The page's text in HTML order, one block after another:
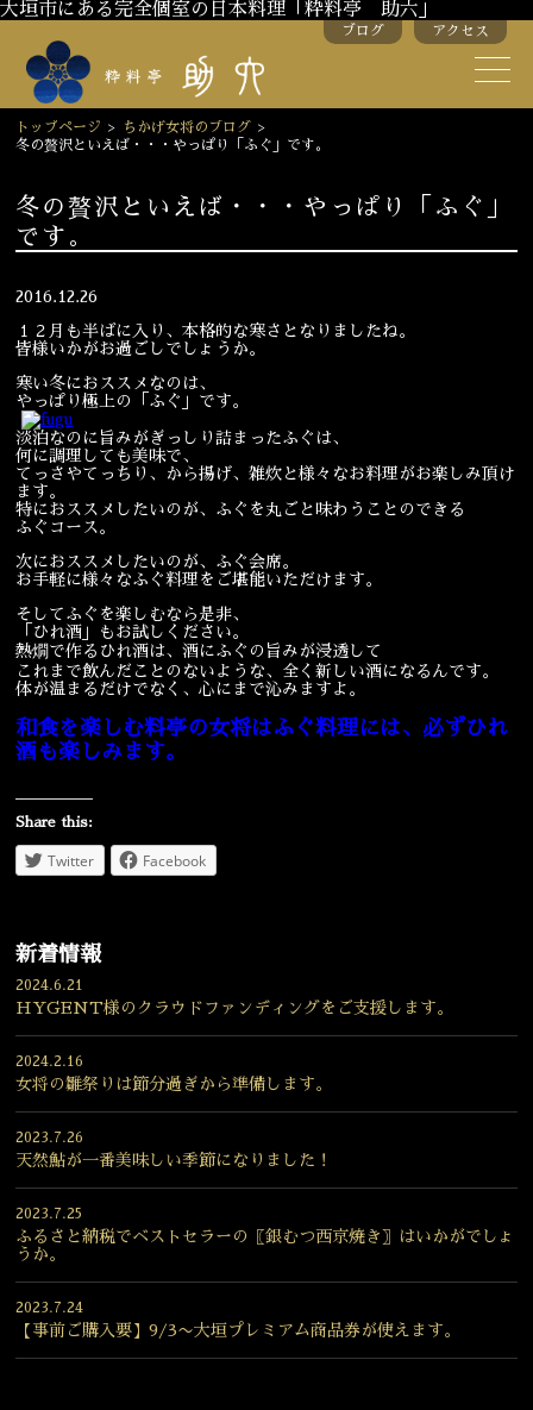
大垣市にある完全個室の日本料理「粋料亭 助六」
ブログ アクセス
トップページ > ちかげ女将のブログ >
冬の贅沢といえば・・・やっぱり「ふぐ」です。
冬の贅沢といえば・・・やっぱり「ふぐ」
です。
2016.12.26
１２月も半ばに入り、本格的な寒さとなりましたね。
皆様いかがお過ごしでしょうか。
寒い冬におススメなのは、
やっぱり極上の「ふぐ」です。
淡泊なのに旨みがぎっしり詰まったふぐは、
何に調理しても美味で、
てっさやてっちり、から揚げ、雑炊と様々なお料理がお楽しみ頂け
ます。
特におススメしたいのが、ふぐを丸ごと味わうことのできる
ふぐコース。
次におススメしたいのが、ふぐ会席。
お手軽に様々なふぐ料理をご堪能いただけます。
そしてふぐを楽しむなら是非、
「ひれ酒」もお試しください。
熱燗で作るひれ酒は、酒にふぐの旨みが浸透して
これまで飲んだことのないような、全く新しい酒になるんです。
体が温まるだけでなく、心にまで沁みますよ。
和食を楽しむ料亭の女将はふぐ料理には、必ずひれ
酒も楽しみます。
Share this:
Twitter Facebook
新着情報
2024.6.21
HYGENT様のクラウドファンディングをご支援します。
2024.2.16
女将の雛祭りは節分過ぎから準備します。
2023.7.26
天然鮎が一番美味しい季節になりました！
2023.7.25
ふるさと納税でベストセラーの〖銀むつ西京焼き〗はいかがでしょ
うか。
2023.7.24
【事前ご購入要】9/3〜大垣プレミアム商品券が使えます。
スタッフ紹介
季節のお料理
結婚式・披露宴
ご接待
慶事
宴会 ウェディング